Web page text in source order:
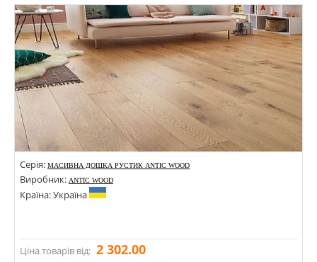
Стилі:
Кольори:
Серія: МАСИВНА ДОШКА РУСТИК ANTIC WOOD
Виробник: ANTIC WOOD
Країна: Україна
Ціна товарів від: 2 302.00